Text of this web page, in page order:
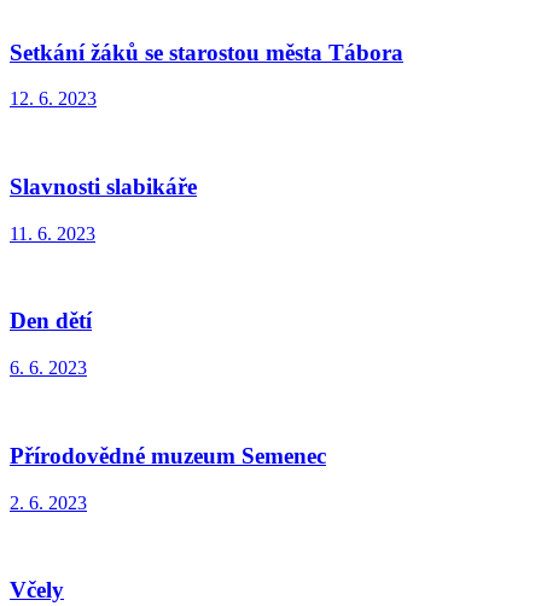
Setkání žáků se starostou města Tábora
12. 6. 2023
Slavnosti slabikáře
11. 6. 2023
Den dětí
6. 6. 2023
Přírodovědné muzeum Semenec
2. 6. 2023
Včely